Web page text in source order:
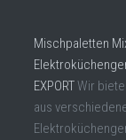
Mischpaletten
EXPORTWir
aus